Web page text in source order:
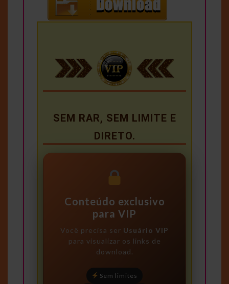
SEM RAR, SEM LIMITE E
DIRETO.
Conteúdo exclusivo
para VIP
Você precisa ser Usuário VIP
para visualizar os links de
download.
Sem limites